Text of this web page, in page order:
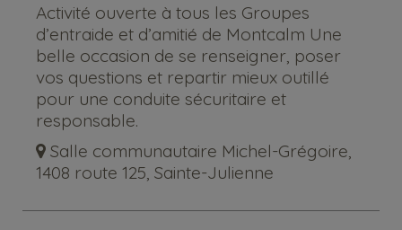
Activité ouverte à tous les Groupes
d’entraide et d’amitié de Montcalm Une
belle occasion de se renseigner, poser
vos questions et repartir mieux outillé
pour une conduite sécuritaire et
responsable.
Salle communautaire Michel-Grégoire,
1408 route 125, Sainte-Julienne